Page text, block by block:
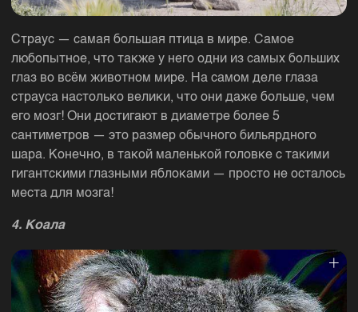
Страус — самая большая птица в мире. Самое
любопытное, что также у него одни из самых больших
глаз во всём животном мире. На самом деле глаза
страуса настолько велики, что они даже больше, чем
его мозг! Они достигают в диаметре более 5
сантиметров — это размер обычного бильярдного
шара. Конечно, в такой маленькой головке с такими
гигантскими глазными яблоками — просто не осталось
места для мозга!
4. Коала